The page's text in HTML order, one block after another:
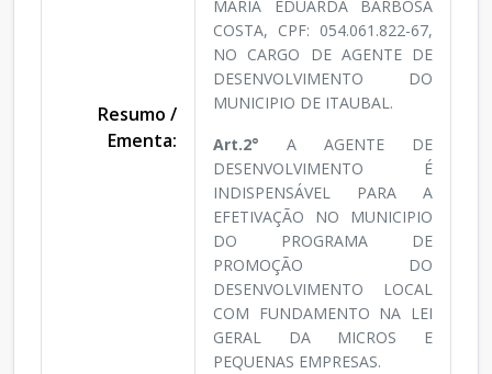
Resumo /
Ementa:
MARIA EDUARDA BARBOSA
COSTA, CPF: 054.061.822-67,
NO CARGO DE AGENTE DE
DESENVOLVIMENTO DO
MUNICIPIO DE ITAUBAL.
Art.2° A AGENTE DE
DESENVOLVIMENTO É
INDISPENSÁVEL PARA A
EFETIVAÇÃO NO MUNICIPIO
DO PROGRAMA DE
PROMOÇÃO DO
DESENVOLVIMENTO LOCAL
COM FUNDAMENTO NA LEI
GERAL DA MICROS E
PEQUENAS EMPRESAS.